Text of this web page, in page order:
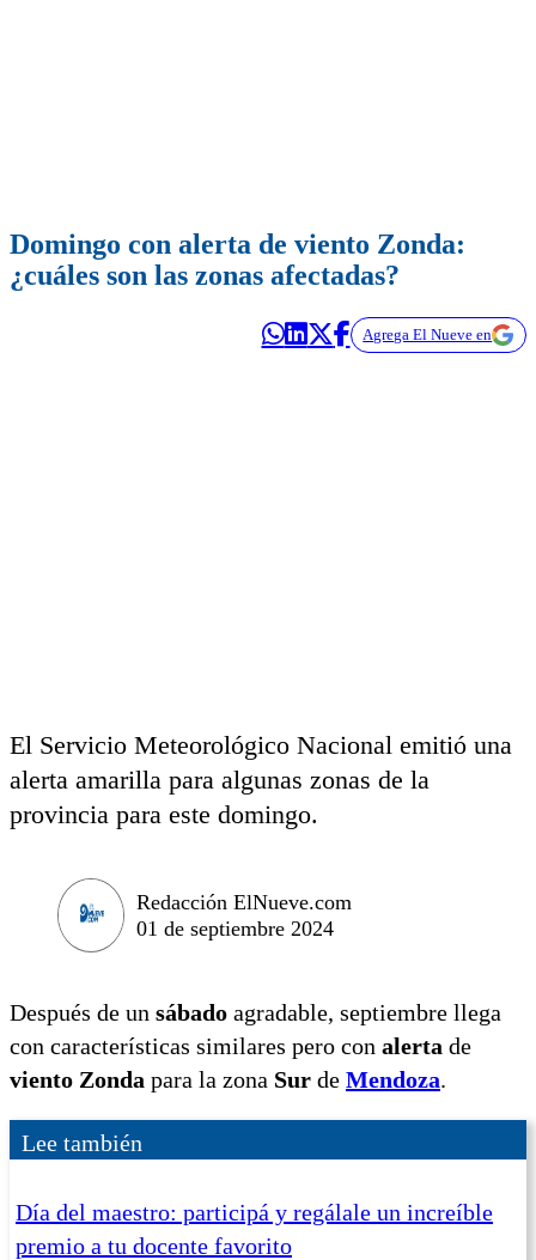
Domingo con alerta de viento Zonda:
¿cuáles son las zonas afectadas?
Agrega El Nueve en
El Servicio Meteorológico Nacional emitió una
alerta amarilla para algunas zonas de la
provincia para este domingo.
Redacción ElNueve.com
01 de septiembre 2024
Después de un sábado agradable, septiembre llega
con características similares pero con alerta de
viento Zonda para la zona Sur de Mendoza.
Lee también
Día del maestro: participá y regálale un increíble
premio a tu docente favorito